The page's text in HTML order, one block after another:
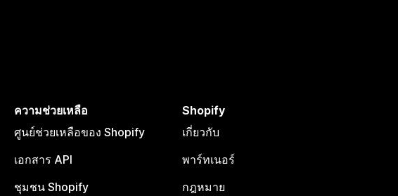
ความช่วยเหลือ
ศูนย์ช่วยเหลือของ Shopify
เอกสาร API
ชุมชน Shopify
Shopify
เกี่ยวกับ
พาร์ทเนอร์
กฎหมาย